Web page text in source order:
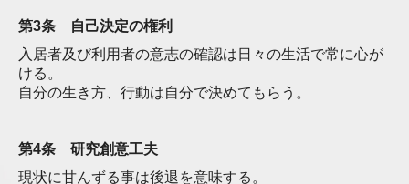
第3条 自己決定の権利
入居者及び利用者の意志の確認は日々の生活で常に心が
ける。
自分の生き方、行動は自分で決めてもらう。
第4条 研究創意工夫
現状に甘んずる事は後退を意味する。